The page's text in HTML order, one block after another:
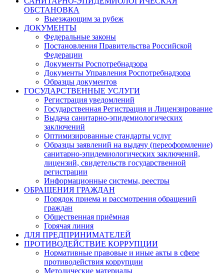
ОБСТАНОВКА
Выезжающим за рубеж
ДОКУМЕНТЫ
Федеральные законы
Постановления Правительства Российской
Федерации
Документы Роспотребнадзора
Документы Управления Роспотребнадзора
Образцы документов
ГОСУДАРСТВЕННЫЕ УСЛУГИ
Регистрация уведомлений
Государственная Регистрация и Лицензирование
Выдача санитарно-эпидемиологических
заключений
Оптимизированные стандарты услуг
Образцы заявлений на выдачу (переоформление)
санитарно-эпидемиологических заключений,
лицензий, свидетельств государственной
регистрации
Информационные системы, реестры
ОБРАЩЕНИЯ ГРАЖДАН
Порядок приема и рассмотрения обращений
граждан
Общественная приёмная
Горячая линия
ДЛЯ ПРЕДПРИНИМАТЕЛЕЙ
ПРОТИВОДЕЙСТВИЕ КОРРУПЦИИ
Нормативные правовые и иные акты в сфере
противодействия коррупции
Методические материалы